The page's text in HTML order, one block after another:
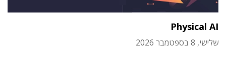
Physical AI
שלישי, 8 בספטמבר 2026